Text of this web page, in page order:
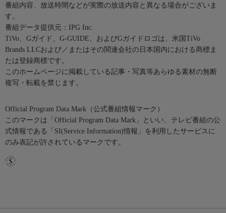
番組内容、放送時間などが実際の放送内容と異なる場合がございま
す。
番組データ提供元：IPG Inc.
TiVo、Gガイド、G-GUIDE、およびGガイドロゴは、米国TiVo
Brands LLCおよび／またはその関連会社の日本国内における商標ま
たは登録商標です。
このホームページに掲載している記事・写真等あらゆる素材の無断
複写・転載を禁じます。
Official Program Data Mark（公式番組情報マーク）
このマークは「Official Program Data Mark」といい、テレビ番組の公
式情報である「SI(Service Information)情報」を利用したサービスに
のみ表記が許されているマークです。